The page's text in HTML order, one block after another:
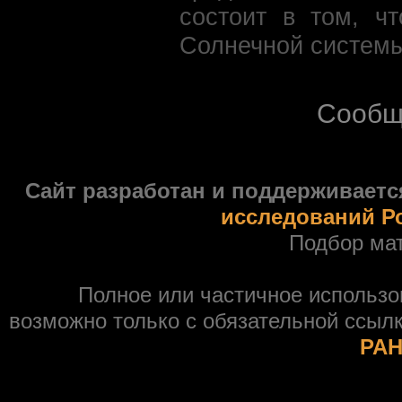
состоит в том,
Солнечной
Сайт разработан и
исследований
Подбор
Полное или частичное
возможно только с обязательной